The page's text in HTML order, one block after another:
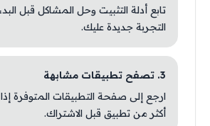
تابع أدلة التثبيت وحل المشاكل قبل
التجربة جديدة عليك.
3. تصفح تطبيقات مشابهة
ارجع إلى صفحة التطبيقات المتوفرة
أكثر من تطبيق قبل الاشتراك.